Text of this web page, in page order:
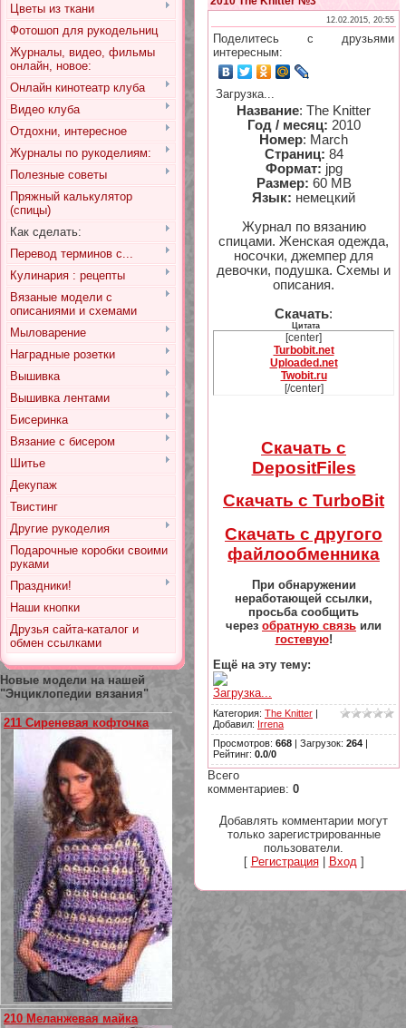
Цветы из ткани
Фотошоп для рукодельниц
Журналы, видео, фильмы
онлайн, новое:
Онлайн кинотеатр клуба
Видео клуба
Отдохни, интересное
Журналы по рукоделиям:
Полезные советы
Пряжный калькулятор
(спицы)
Как сделать:
Перевод терминов с...
Кулинария : рецепты
Вязаные модели с
описаниями и схемами
Мыловарение
Наградные розетки
Вышивка
Вышивка лентами
Бисеринка
Вязание с бисером
Шитье
Декупаж
Твистинг
Другие рукоделия
Подарочные коробки своими
руками
Праздники!
Наши кнопки
Друзья сайта-каталог и
обмен ссылками
Новые модели на нашей
"Энциклопедии вязания"
211 Сиреневая кофточка
210 Меланжевая майка
12.02.2015, 20:55
Поделитесь с друзьями
интересным:
Загрузка...
Название: The Knitter
Год / месяц: 2010
Номер: March
Страниц: 84
Формат: jpg
Размер: 60 MB
Язык: немецкий
Журнал по вязанию
спицами. Женская одежда,
носочки, джемпер для
девочки, подушка. Схемы и
описания.
Скачать:
Цитата
[center]
Turbobit.net
Uploaded.net
Twobit.ru
[/center]
Скачать с
DepositFiles
Скачать с TurboBit
Скачать с другого
файлообменника
При обнаружении
неработающей ссылки,
просьба сообщить
через обратную связь или
гостевую!
Ещё на эту тему:
Загрузка...
Категория: The Knitter |
Добавил: Irrena
Просмотров: 668 | Загрузок: 264 |
Рейтинг: 0.0/0
Всего
комментариев: 0
Добавлять комментарии могут
только зарегистрированные
пользователи.
[ Регистрация| Вход]